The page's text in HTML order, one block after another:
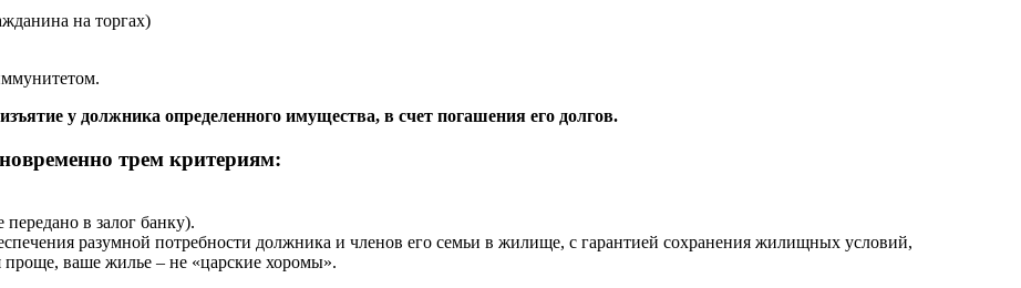
на торгах)
у должника определенного имущества, в счет погашения его долгов.
трем критериям:
в залог банку).
разумной потребности должника и членов его семьи в жилище, с гарантией сохранения жилищных условий,
ваше жилье – не «царские хоромы».